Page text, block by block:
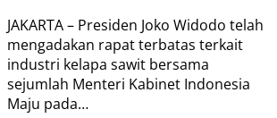
JAKARTA – Presiden Joko Widodo telah
mengadakan rapat terbatas terkait
industri kelapa sawit bersama
sejumlah Menteri Kabinet Indonesia
Maju pada…